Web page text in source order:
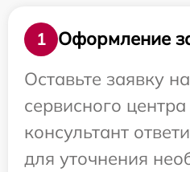
1
Оформление
Оставьте заявку
сервисного
консультант
для уточнения